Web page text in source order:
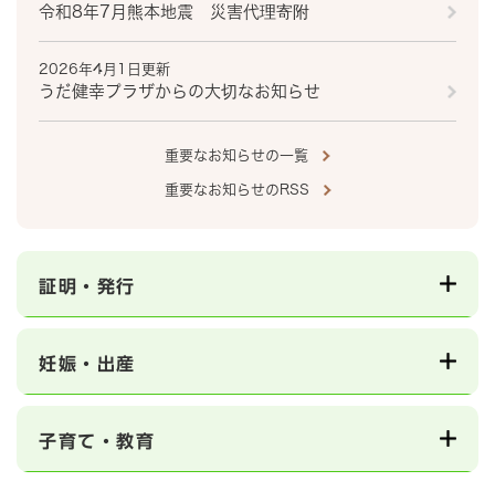
令和8年7月熊本地震 災害代理寄附
2026年4月1日更新
うだ健幸プラザからの大切なお知らせ
重要なお知らせの一覧
重要なお知らせのRSS
証明・発行
妊娠・出産
子育て・教育